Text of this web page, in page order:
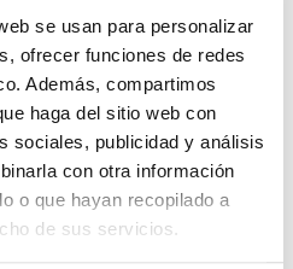
se usan para personalizar
ofrecer funciones de redes
Además, compartimos
haga del sitio web con
sociales, publicidad y análisis
con otra información
o que hayan recopilado a
de sus servicios.
para identificar
de género y mejorar las
del personal de las
Guía tiene por objetivo la
y coordinación entre las
en pro de la